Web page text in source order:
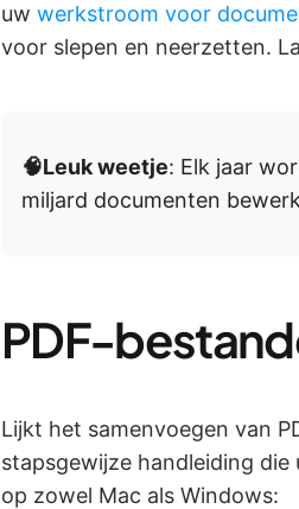
uw werkstroom voor
voor slepen en neerzetten.
🧠Leuk weetje: Elk jaar
miljard documenten
PDF-
Lijkt het samenvoegen van
stapsgewijze handleiding
op zowel Mac als Windows: